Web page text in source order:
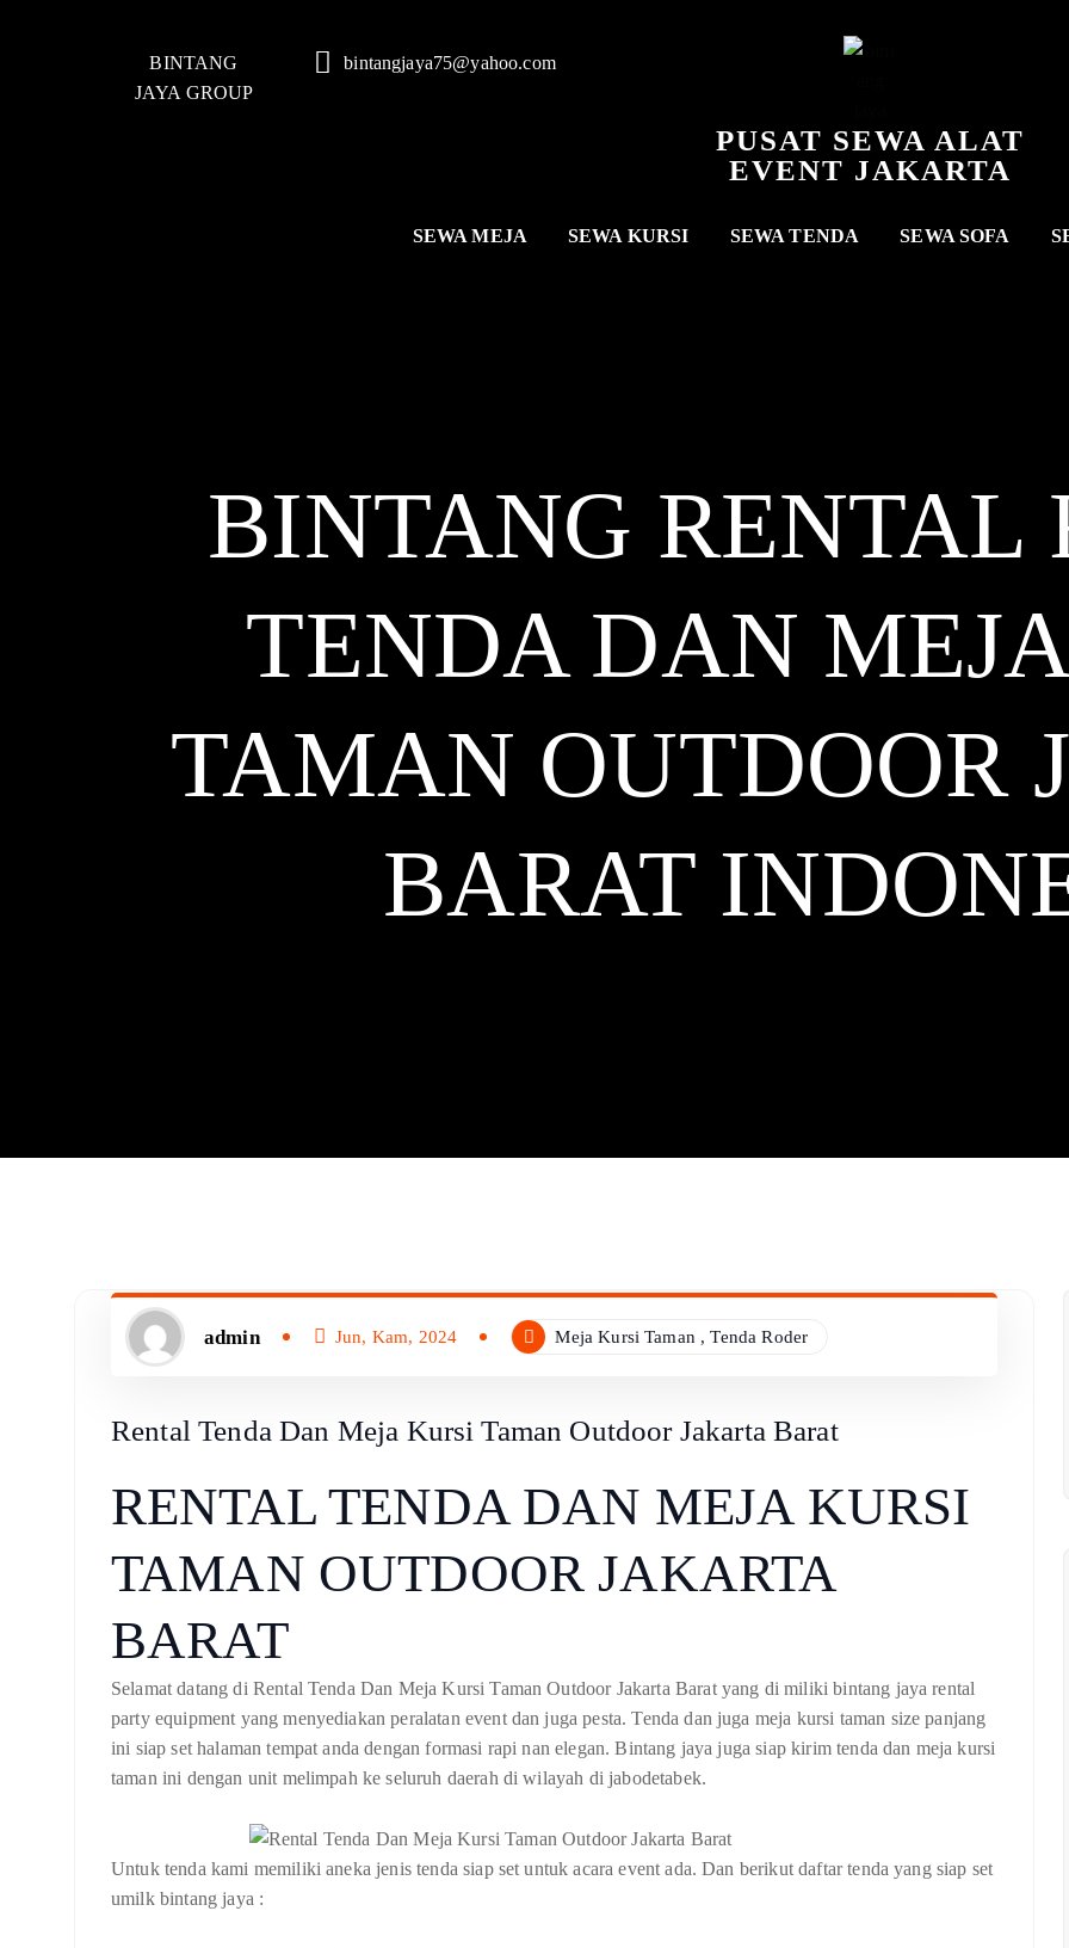
BINTANG
JAYA GROUP
bintangjaya75@yahoo.com
PUSAT SEWA ALAT
EVENT JAKARTA
SEWA MEJA SEWA KURSI SEWA TENDA SEWA SOFA
BINTANG RENTAL
TENDA DAN
TAMAN OUTDOOR
BARAT
admin Jun, Kam, 2024 Meja Kursi Taman ,Tenda Roder
Rental Tenda Dan Meja Kursi Taman Outdoor Jakarta Barat
RENTAL TENDA DAN MEJA KURSI
TAMAN OUTDOOR JAKARTA
BARAT
Selamat datang di Rental Tenda Dan Meja Kursi Taman Outdoor Jakarta Barat yang di miliki bintang jaya rental
party equipment yang menyediakan peralatan event dan juga pesta. Tenda dan juga meja kursi taman size panjang
ini siap set halaman tempat anda dengan formasi rapi nan elegan. Bintang jaya juga siap kirim tenda dan meja kursi
taman ini dengan unit melimpah ke seluruh daerah di wilayah di jabodetabek.
Untuk tenda kami memiliki aneka jenis tenda siap set untuk acara event ada. Dan berikut daftar tenda yang siap set
umilk bintang jaya :